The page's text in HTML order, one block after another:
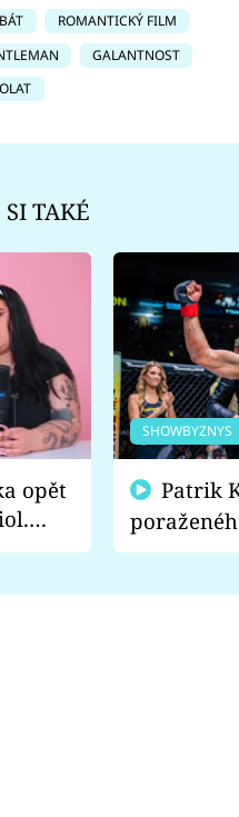
ROMANTICKÝ FILM
GALANTNOST
SI TAKÉ
opět
a
SHOWBYZNYS
fanoušci